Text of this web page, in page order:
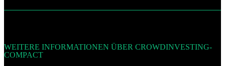
WEITERE INFORMATIONEN ÜBER CROWDINVESTING-
COMPACT